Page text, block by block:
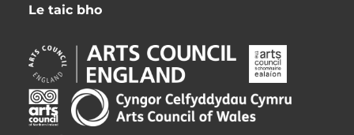
Le taic bho
Arts
Council
England
Opens
in
Arts
Council
Northern
Ireland
Arts
Council
Creative
Scotland